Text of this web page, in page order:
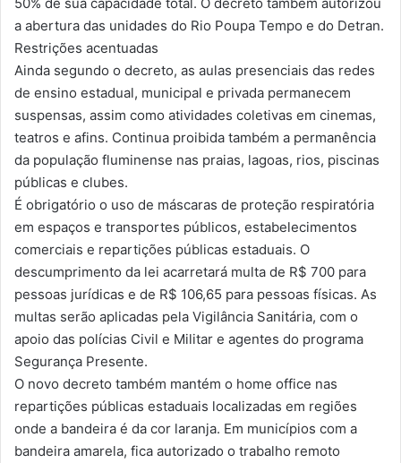
a abertura das unidades do Rio Poupa Tempo e do Detran.
Restrições acentuadas
Ainda segundo o decreto, as aulas presenciais das redes
de ensino estadual, municipal e privada permanecem
suspensas, assim como atividades coletivas em cinemas,
teatros e afins. Continua proibida também a permanência
da população fluminense nas praias, lagoas, rios, piscinas
públicas e clubes.
É obrigatório o uso de máscaras de proteção respiratória
em espaços e transportes públicos, estabelecimentos
comerciais e repartições públicas estaduais. O
descumprimento da lei acarretará multa de R$ 700 para
pessoas jurídicas e de R$ 106,65 para pessoas físicas. As
multas serão aplicadas pela Vigilância Sanitária, com o
apoio das polícias Civil e Militar e agentes do programa
Segurança Presente.
O novo decreto também mantém o home office nas
repartições públicas estaduais localizadas em regiões
onde a bandeira é da cor laranja. Em municípios com a
bandeira amarela, fica autorizado o trabalho remoto